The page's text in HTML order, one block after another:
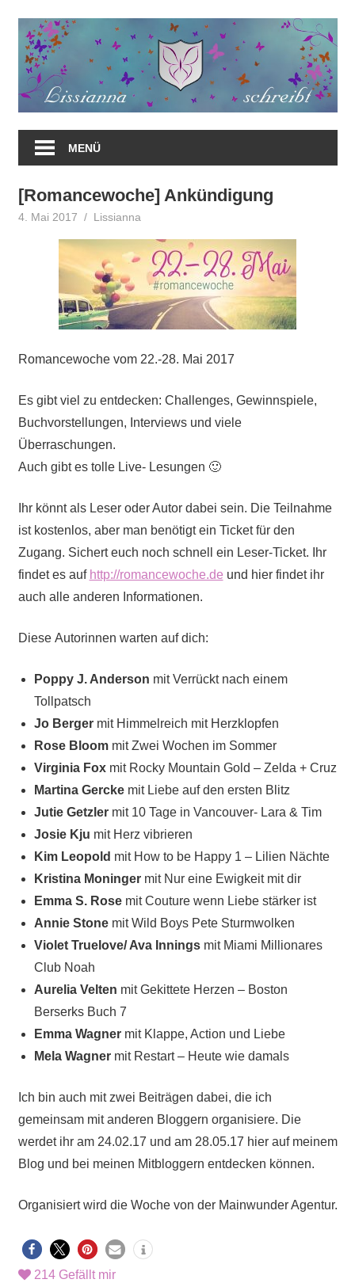
springen
MENÜ
[Romancewoche] Ankündigung
4. Mai 2017 Lissianna
Romancewoche vom 22.-28. Mai 2017
Es gibt viel zu entdecken: Challenges, Gewinnspiele,
Buchvorstellungen, Interviews und viele
Überraschungen.
Auch gibt es tolle Live- Lesungen 🙂
Ihr könnt als Leser oder Autor dabei sein. Die Teilnahme
ist kostenlos, aber man benötigt ein Ticket für den
Zugang. Sichert euch noch schnell ein Leser-Ticket. Ihr
findet es auf http://romancewoche.de und hier findet ihr
auch alle anderen Informationen.
Diese Autorinnen warten auf dich:
Poppy J. Anderson mit Verrückt nach einem
Tollpatsch
Jo Bergermit Himmelreich mit Herzklopfen
Rose Bloommit Zwei Wochen im Sommer
Virginia Foxmit Rocky Mountain Gold – Zelda + Cruz
Martina Gerckemit Liebe auf den ersten Blitz
Jutie Getzlermit 10 Tage in Vancouver- Lara & Tim
Josie Kju mit Herz vibrieren
Kim Leopold mit How to be Happy 1 – Lilien Nächte
Kristina Moningermit Nur eine Ewigkeit mit dir
Emma S. Rosemit Couture wenn Liebe stärker ist
Annie Stonemit Wild Boys Pete Sturmwolken
Violet Truelove/ Ava Inningsmit Miami Millionares
Club Noah
Aurelia Velten mit Gekittete Herzen – Boston
Berserks Buch 7
Emma Wagnermit Klappe, Action und Liebe
Mela Wagnermit Restart – Heute wie damals
Ich bin auch mit zwei Beiträgen dabei, die ich
gemeinsam mit anderen Bloggern organisiere. Die
werdet ihr am 24.02.17 und am 28.05.17 hier auf meinem
Blog und bei meinen Mitbloggern entdecken können.
Organisiert wird die Woche von der Mainwunder Agentur.
214Gefällt mir